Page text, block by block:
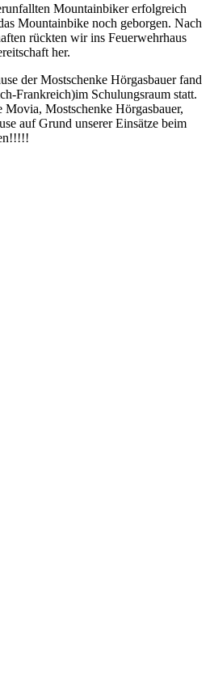
Mountainbiker erfolgreich
Mountainbike noch geborgen. Nach
rückten wir ins Feuerwehrhaus
her.
der Mostschenke Hörgasbauer fand
Frankreich)im Schulungsraum statt.
Mostschenke Hörgasbauer,
auf Grund unserer Einsätze beim